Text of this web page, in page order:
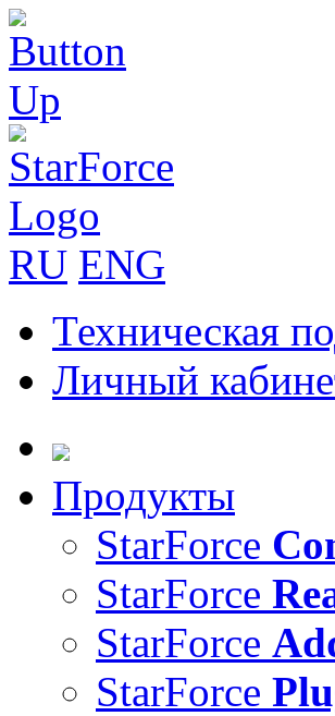
RU ENG
Техническая
Личный
Продукты
StarForce
StarForce
StarForce
StarForce